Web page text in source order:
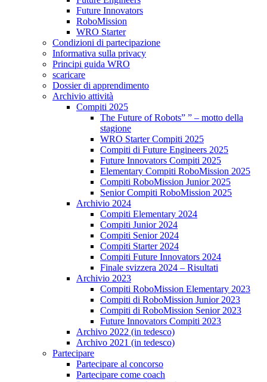
Future Innovators
RoboMission
WRO Starter
Condizioni di partecipazione
Informativa sulla privacy
Principi guida WRO
scaricare
Dossier di apprendimento
Archivio attività
Compiti 2025
The Future of Robots” ” – motto della
stagione
WRO Starter Compiti 2025
Compiti di Future Engineers 2025
Future Innovators Compiti 2025
Elementary Compiti RoboMission 2025
Compiti RoboMission Junior 2025
Senior Compiti RoboMission 2025
Archivio 2024
Compiti Elementary 2024
Compiti Junior 2024
Compiti Senior 2024
Compiti Starter 2024
Compiti Future Innovators 2024
Finale svizzera 2024 – Risultati
Archivio 2023
Compiti RoboMission Elementary 2023
Compiti di RoboMission Junior 2023
Compiti di RoboMission Senior 2023
Future Innovators Compiti 2023
Archivo 2022 (in tedesco)
Archivo 2021 (in tedesco)
Partecipare
Partecipare al concorso
Partecipare come coach